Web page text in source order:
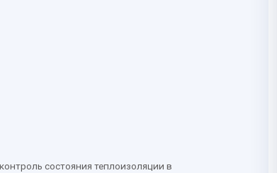
состояния теплоизоляции в